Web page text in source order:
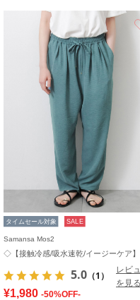
タイムセール対象 SALE
Samansa Mos2
5.0 （1）
レビ
を見る
¥1,980 -50%OFF-